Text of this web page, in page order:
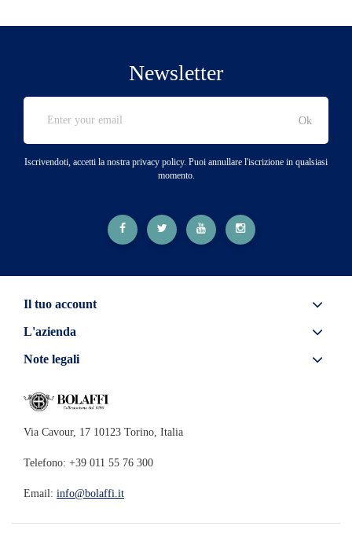
Newsletter
Iscrivendoti, accetti la nostra privacy policy. Puoi annullare l'iscrizione in qualsiasi
momento.
Il tuo account
L'azienda
Note legali
Via Cavour, 17 10123 Torino, Italia
Telefono: +39 011 55 76 300
Email: info@bolaffi.it